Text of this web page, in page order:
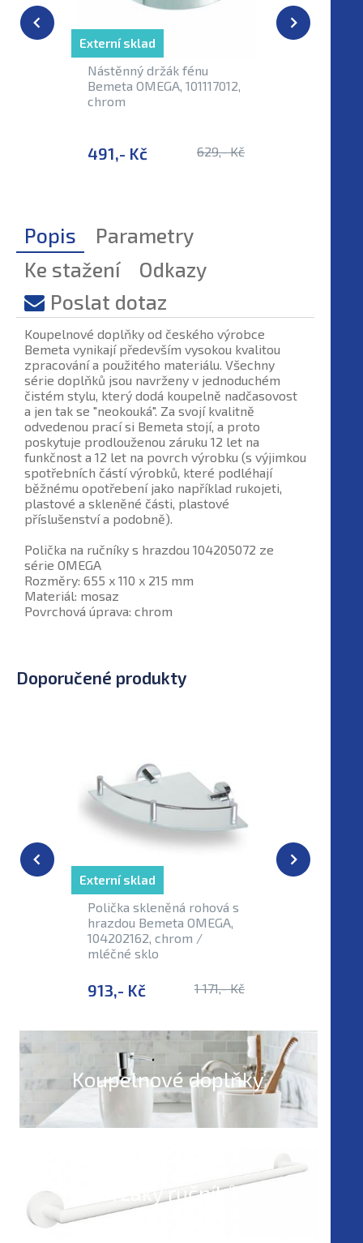
Nástěnný držák fénu
Bemeta OMEGA, 101117012,
chrom
491,- Kč 629,- Kč
Externí sklad Externí
Popis
Parametry
Ke stažení
Odkazy
Poslat dotaz
Koupelnové doplňky od českého výrobce
Bemeta vynikají především vysokou kvalitou
zpracování a použitého materiálu. Všechny
série doplňků jsou navrženy v jednoduchém
čistém stylu, který dodá koupelně nadčasovost
a jen tak se "neokouká". Za svojí kvalitně
odvedenou prací si Bemeta stojí, a proto
poskytuje prodlouženou záruku 12 let na
funkčnost a 12 let na povrch výrobku (s výjimkou
spotřebních částí výrobků, které podléhají
běžnému opotřebení jako například rukojeti,
plastové a skleněné části, plastové
příslušenství a podobně).
Polička na ručníky s hrazdou 104205072 ze
série OMEGA
Rozměry: 655 x 110 x 215 mm
Materiál: mosaz
Povrchová úprava: chrom
Doporučené produkty
Polička skleněná rohová s
hrazdou Bemeta OMEGA,
104202162, chrom /
mléčné sklo
913,- Kč 1 171,- Kč
Externí sklad Externí
Koupelnové doplňky
Držáky ručníků